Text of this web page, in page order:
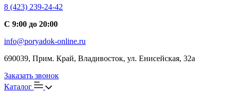
8 (423) 239-24-42
С 9:00 до 20:00
info@poryadok-online.ru
690039, Прим. Край, Владивосток, ул. Енисейская, 32а
Заказать звонок
Каталог